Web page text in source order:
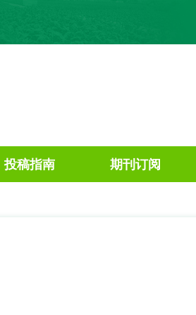
投稿指南 期刊订阅